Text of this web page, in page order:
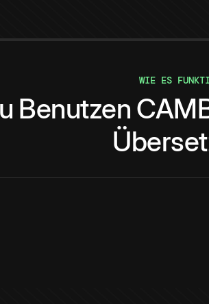
WIE ES
Benutzen